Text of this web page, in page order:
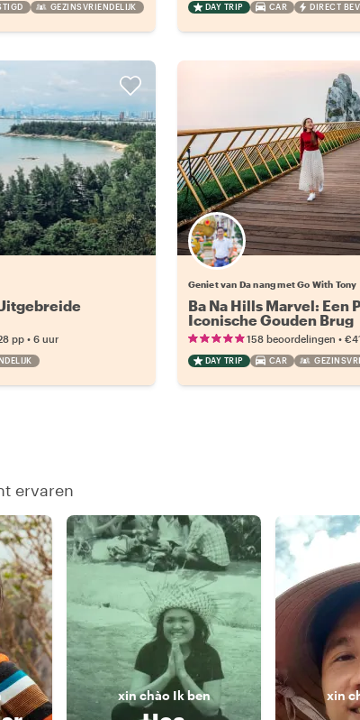
GEZINSVRIENDELIJK DAY TRIP CAR DIRECT
pp •6 uur
Geniet van Da nang met Go With Tony
Ba Na Hills Marvel: Een
Iconische Gouden Brug
158 beoordelingen •
DAY TRIP CAR
ervaren
xin chào Ik ben xin